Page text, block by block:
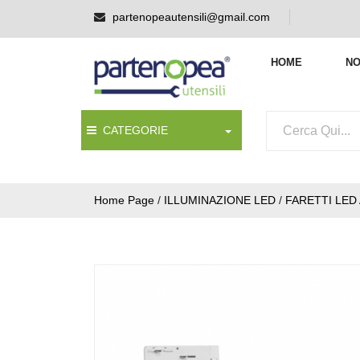
partenopeautensili@gmail.com
HOME
CATEGORIE
Home Page / ILLUMINAZIONE LED / FARETTI LED